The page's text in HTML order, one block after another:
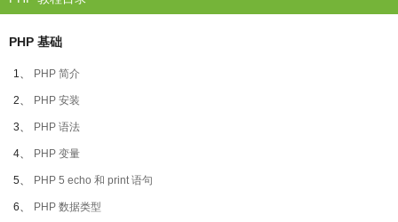
PHP 基础
1、 PHP 简介
2、 PHP 安装
3、 PHP 语法
4、 PHP 变量
5、 PHP 5 echo 和 print 语句
6、 PHP 数据类型